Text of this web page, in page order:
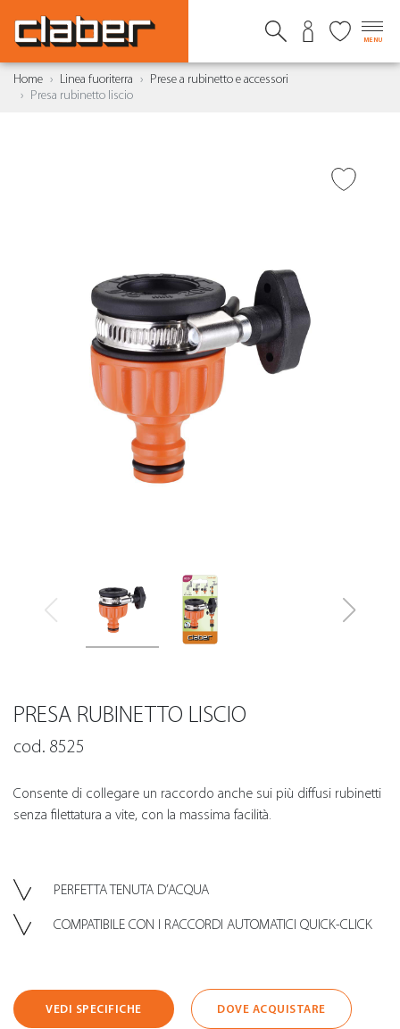
MENU
Home Linea fuoriterra
Prese a rubinetto e accessori
Presa rubinetto liscio
PRESA RUBINETTO LISCIO
cod. 8525
Consente di collegare un raccordo anche sui più diffusi rubinetti
senza filettatura a vite, con la massima facilità.
PERFETTA TENUTA D’ACQUA
COMPATIBILE CON I RACCORDI AUTOMATICI QUICK-CLICK
VEDI SPECIFICHE DOVE ACQUISTARE